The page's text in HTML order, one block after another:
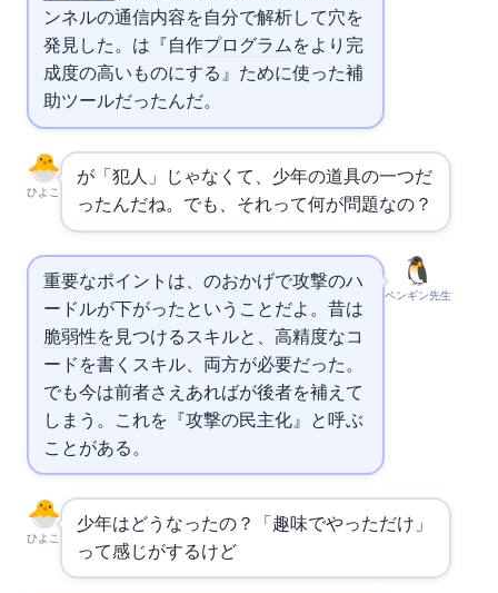
ンネルの通信内容を自分で解析して穴を
発見した。 は『自作プログラムをより完
成度の高いものにする』ために使った補
助ツールだったんだ。
ひよこ
が「犯人」じゃなくて、少年の道具の一つだ
ったんだね。でも、それって何が問題なの？
ペンギン先生
重要なポイントは、AIのおかげで攻撃のハ
ードルが下がったということだよ。昔は
脆弱性を見つけるスキルと、高精度なコ
ードを書くスキル、両方が必要だった。
でも今は前者さえあればが後者を補えて
しまう。これを『攻撃の民主化』と呼ぶ
ことがある。
ひよこ
少年はどうなったの？「趣味でやっただけ」
って感じがするけど…